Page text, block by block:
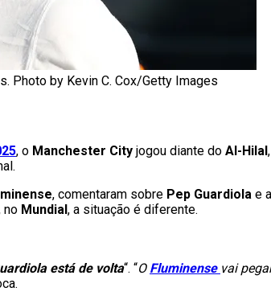
Photo by Kevin C. Cox/Getty Images
, o Manchester City jogou diante do Al-Hilal
, comentaram sobre Pep Guardiola e
no Mundial , a situação é diferente.
está de volta“. “O Fluminense vai